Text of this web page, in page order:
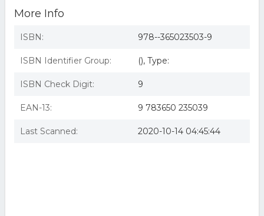
More Info
ISBN: 978--365023503-9
ISBN Identifier Group: (), Type:
ISBN Check Digit: 9
EAN-13: 9 783650 235039
Last Scanned: 2020-10-14 04:45:44